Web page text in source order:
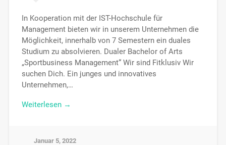
In Kooperation mit der IST-Hochschule für
Management bieten wir in unserem Unternehmen die
Möglichkeit, innerhalb von 7 Semestern ein duales
Studium zu absolvieren. Dualer Bachelor of Arts
„Sportbusiness Management“ Wir sind Fitklusiv Wir
suchen Dich. Ein junges und innovatives
Unternehmen,…
Weiterlesen →
Januar 5, 2022